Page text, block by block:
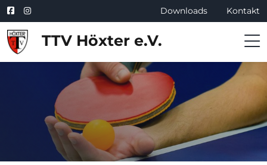
Downloads Kontakt
TTV Höxter e.V.